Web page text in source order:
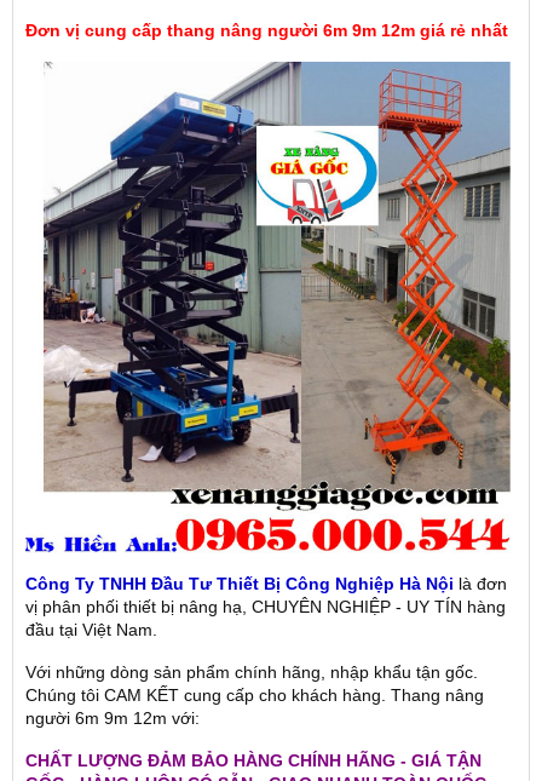
Đơn vị cung cấp thang nâng người 6m 9m 12m giá rẻ nhất
Công Ty TNHH Đầu Tư Thiết Bị Công Nghiệp Hà Nội là đơn
vị phân phối thiết bị nâng hạ, CHUYÊN NGHIỆP - UY TÍN hàng
đầu tại Việt Nam.
Với những dòng sản phẩm chính hãng, nhập khẩu tận gốc.
Chúng tôi CAM KẾT cung cấp cho khách hàng. Thang nâng
người 6m 9m 12m với:
CHẤT LƯỢNG ĐẢM BẢO HÀNG CHÍNH HÃNG - GIÁ TẬN